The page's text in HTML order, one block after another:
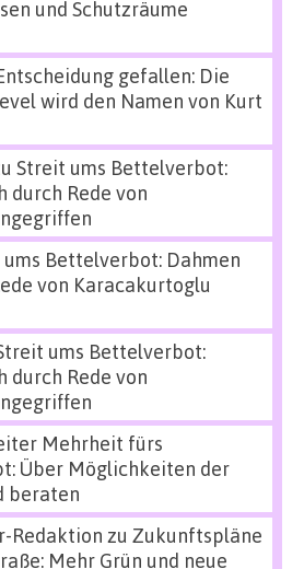
und Schutzräume
gefallen: Die
wird den Namen von Kurt
Streit ums Bettelverbot:
durch Rede von
Bettelverbot: Dahmen
von Karacakurtoglu
ums Bettelverbot:
durch Rede von
Mehrheit fürs
Über Möglichkeiten der
beraten
Redaktion zu Zukunftspläne
Mehr Grün und neue